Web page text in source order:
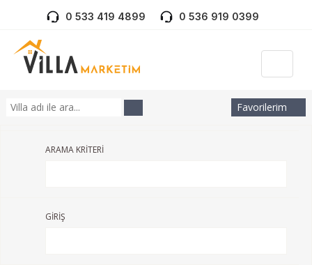
0 533 419 4899 0 536 919 0399
Favorilerim
ARAMA KRİTERİ
GİRİŞ